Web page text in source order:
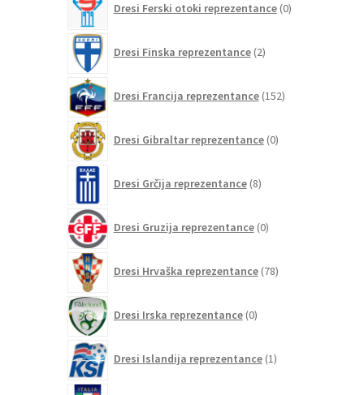
Dresi Ferski otoki reprezentance 0izdelkov
Dresi Finska reprezentance 2izdelka
Dresi Francija reprezentance 152izdelkov
Dresi Gibraltar reprezentance 0izdelkov
Dresi Grčija reprezentance 8izdelkov
Dresi Gruzija reprezentance 0izdelkov
Dresi Hrvaška reprezentance 78izdelkov
Dresi Irska reprezentance 0izdelkov
Dresi Islandija reprezentance 1izdelek